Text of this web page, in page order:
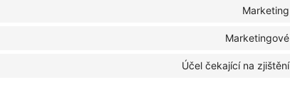
Marketing
Marketingové
Účel čekající na zjištění